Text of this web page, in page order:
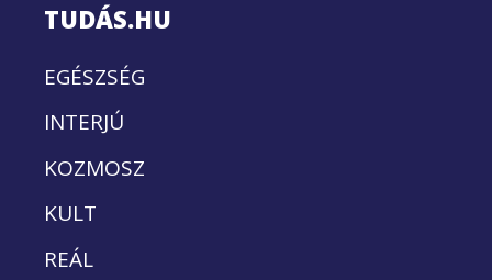
TUDÁS.HU
EGÉSZSÉG
INTERJÚ
KOZMOSZ
KULT
REÁL